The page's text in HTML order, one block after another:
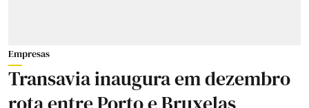
Empresas
Transavia inaugura em dezembro